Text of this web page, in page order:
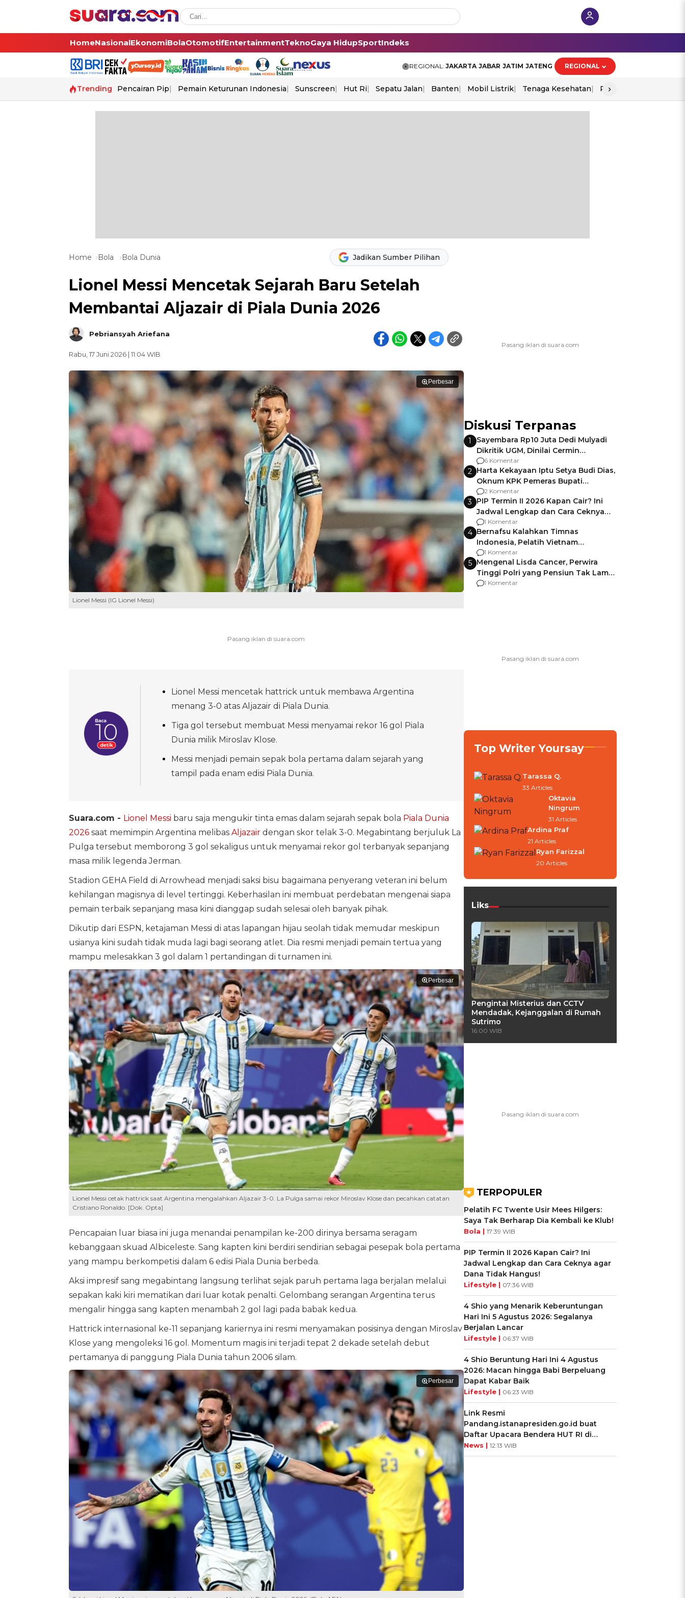
HomeNasionalEkonomiBolaOtomotifEntertainmentTeknoGaya HidupSportIndeks
REGIONAL: JAKARTA JABAR JATIM JATENG REGIONAL
Trending Pencairan Pip Pemain Keturunan Indonesia Sunscreen Hut Ri Sepatu Jalan Banten Mobil Listrik Tenaga Kesehatan Perang As-Iran
›
Home Bola Bola Dunia Jadikan Sumber Pilihan
Lionel Messi Mencetak Sejarah Baru Setelah
Membantai Aljazair di Piala Dunia 2026
Pebriansyah Ariefana
Rabu, 17 Juni 2026 | 11:04 WIB
Perbesar
Lionel Messi (IG Lionel Messi)
Lionel Messi mencetak hattrick untuk membawa Argentina
menang 3-0 atas Aljazair di Piala Dunia.
Tiga gol tersebut membuat Messi menyamai rekor 16 gol Piala
Dunia milik Miroslav Klose.
Messi menjadi pemain sepak bola pertama dalam sejarah yang
tampil pada enam edisi Piala Dunia.
Suara.com - Lionel Messi baru saja mengukir tinta emas dalam sejarah sepak bola Piala Dunia
2026saat memimpin Argentina melibas Aljazairdengan skor telak 3-0. Megabintang berjuluk La
Pulga tersebut memborong 3 gol sekaligus untuk menyamai rekor gol terbanyak sepanjang
masa milik legenda Jerman.
Stadion GEHA Field di Arrowhead menjadi saksi bisu bagaimana penyerang veteran ini belum
kehilangan magisnya di level tertinggi. Keberhasilan ini membuat perdebatan mengenai siapa
pemain terbaik sepanjang masa kini dianggap sudah selesai oleh banyak pihak.
Dikutip dari ESPN, ketajaman Messi di atas lapangan hijau seolah tidak memudar meskipun
usianya kini sudah tidak muda lagi bagi seorang atlet. Dia resmi menjadi pemain tertua yang
mampu melesakkan 3 gol dalam 1 pertandingan di turnamen ini.
Perbesar
Lionel Messi cetak hattrick saat Argentina mengalahkan Aljazair 3-0. La Pulga samai rekor Miroslav Klose dan pecahkan catatan
Cristiano Ronaldo. [Dok. Opta]
Pencapaian luar biasa ini juga menandai penampilan ke-200 dirinya bersama seragam
kebanggaan skuad Albiceleste. Sang kapten kini berdiri sendirian sebagai pesepak bola pertama
yang mampu berkompetisi dalam 6 edisi Piala Dunia berbeda.
Aksi impresif sang megabintang langsung terlihat sejak paruh pertama laga berjalan melalui
sepakan kaki kiri mematikan dari luar kotak penalti. Gelombang serangan Argentina terus
mengalir hingga sang kapten menambah 2 gol lagi pada babak kedua.
Hattrick internasional ke-11 sepanjang kariernya ini resmi menyamakan posisinya dengan Miroslav
Klose yang mengoleksi 16 gol. Momentum magis ini terjadi tepat 2 dekade setelah debut
pertamanya di panggung Piala Dunia tahun 2006 silam.
Perbesar
Diskusi Terpanas
1
Sayembara Rp10 Juta Dedi Mulyadi
Dikritik UGM, Dinilai Cermin
Gagalnya Negara Jamin Keamanan
6 Komentar
2 Harta Kekayaan Iptu Setya Budi Dias,
Oknum KPK Pemeras Bupati
Pemalang
2 Komentar
3 PIP Termin II 2026 Kapan Cair? Ini
Jadwal Lengkap dan Cara Ceknya
agar Dana Tidak Hangus!
1 Komentar
4 Bernafsu Kalahkan Timnas
Indonesia, Pelatih Vietnam
Berencana Pakai Jimat di Pakansari
1 Komentar
5 Mengenal Lisda Cancer, Perwira
Tinggi Polri yang Pensiun Tak Lama
Usai Jadi Brigjen
1 Komentar
Top Writer Yoursay
Tarassa Q.
33 Articles
Oktavia
Ningrum
31 Articles
Ardina Praf
21 Articles
Ryan Farizzal
20 Articles
Liks
Pengintai Misterius dan CCTV
Mendadak, Kejanggalan di Rumah
Sutrimo
16:00 WIB
TERPOPULER
Pelatih FC Twente Usir Mees Hilgers:
Saya Tak Berharap Dia Kembali ke Klub!
Bola | 17:39 WIB
PIP Termin II 2026 Kapan Cair? Ini
Jadwal Lengkap dan Cara Ceknya agar
Dana Tidak Hangus!
Lifestyle | 07:36 WIB
4 Shio yang Menarik Keberuntungan
Hari Ini 5 Agustus 2026: Segalanya
Berjalan Lancar
Lifestyle | 06:37 WIB
4 Shio Beruntung Hari Ini 4 Agustus
2026: Macan hingga Babi Berpeluang
Dapat Kabar Baik
Lifestyle | 06:23 WIB
Link Resmi
Pandang.istanapresiden.go.id buat
Daftar Upacara Bendera HUT RI di
Istana Negara
News | 12:13 WIB